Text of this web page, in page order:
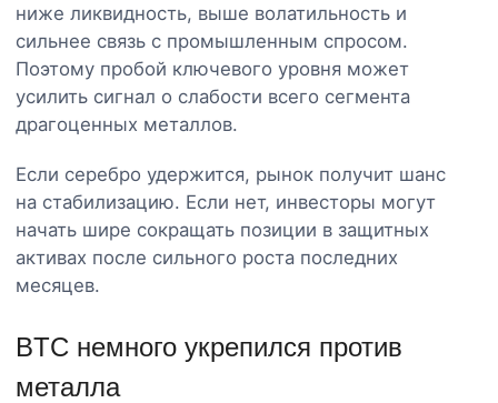
ниже ликвидность, выше волатильность и
сильнее связь с промышленным спросом.
Поэтому пробой ключевого уровня может
усилить сигнал о слабости всего сегмента
драгоценных металлов.
Если серебро удержится, рынок получит шанс
на стабилизацию. Если нет, инвесторы могут
начать шире сокращать позиции в защитных
активах после сильного роста последних
месяцев.
BTC немного укрепился против
металла